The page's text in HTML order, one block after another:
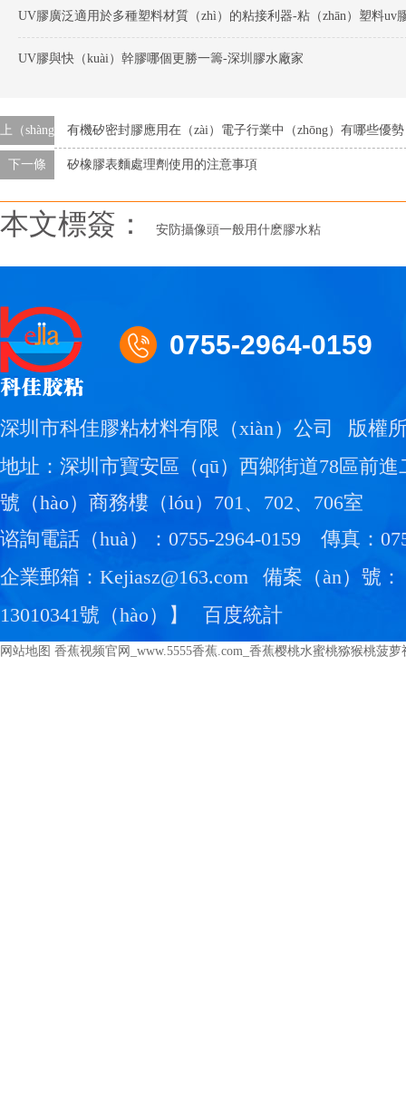
UV膠廣泛適用於多種塑料材質（zhì）的粘接利器-粘（zhān）塑料uv
UV膠與快（kuài）幹膠哪個更勝一籌-深圳膠水廠家
上（shàng）一條有機矽密封膠應用在（zài）電子行業中（zhōng）有哪些優勢
下一條 矽橡膠表麵處理劑使用的注意事項
本文標簽： 安防攝像頭一般用什麽膠水粘
0755-2964-0159
深圳市科佳膠粘材料有限（xiàn）公司
版權
地址：深圳市寶安區（qū）西鄉街道78區前進
號（hào）商務樓（lóu）701、702、706室
谘詢電話（huà）：0755-2964-0159
傳真：
企業郵箱：Kejiasz@163.com
備案（àn）號：
13010341號（hào）
】 百度統計
网站地图 香蕉视频官网_www.5555香蕉.com_香蕉樱桃水蜜桃猕猴桃菠